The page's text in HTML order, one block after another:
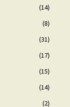
(14)
(8)
(31)
(17)
(15)
(14)
(2)